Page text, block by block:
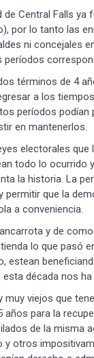
Central Falls ya
por lo tanto las
ni concejales
términos de 4
a los
períodos
en mantenerlos.
electorales que
todo lo ocurrido
la historia. La
permitir que la
a conveniencia.
y de
lo que pasó
estean
década nos
viejos que
para la
de la misma
otros